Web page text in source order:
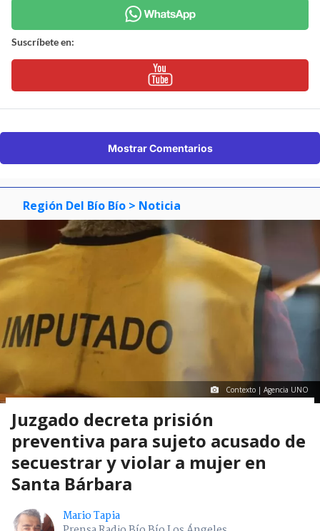
Suscríbete en:
Mostrar Comentarios
Región Del Bío Bío > Noticia
Contexto | Agencia UNO
Juzgado decreta prisión
preventiva para sujeto acusado de
secuestrar y violar a mujer en
Santa Bárbara
Mario Tapia